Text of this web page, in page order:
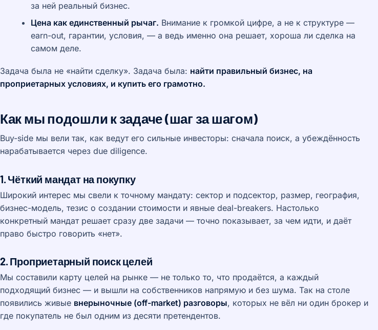
за ней реальный бизнес.
Цена как единственный рычаг. Внимание к громкой цифре, а не к структуре —
earn-out, гарантии, условия, — а ведь именно она решает, хороша ли сделка на
самом деле.
Задача была не «найти сделку». Задача была: найти правильный бизнес, на
проприетарных условиях, и купить его грамотно.
Как мы подошли к задаче (шаг за шагом)
Buy-side мы вели так, как ведут его сильные инвесторы: сначала поиск, а убеждённость
нарабатывается через due diligence.
1. Чёткий мандат на покупку
Широкий интерес мы свели к точному мандату: сектор и подсектор, размер, география,
бизнес-модель, тезис о создании стоимости и явные deal-breakers. Настолько
конкретный мандат решает сразу две задачи — точно показывает, за чем идти, и даёт
право быстро говорить «нет».
2. Проприетарный поиск целей
Мы составили карту целей на рынке — не только то, что продаётся, а каждый
подходящий бизнес — и вышли на собственников напрямую и без шума. Так на столе
появились живые внерыночные (off-market) разговоры, которых не вёл ни один брокер и
где покупатель не был одним из десяти претендентов.